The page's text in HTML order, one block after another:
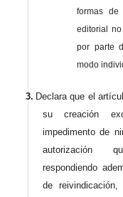
formas de
editorial
por parte
modo
3. Declara que el
su creación
impedimento de
autorización
respondiendo
de